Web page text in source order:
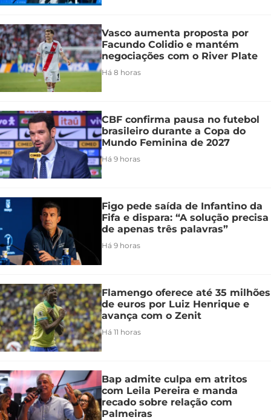
Vasco aumenta proposta por
Facundo Colidio e mantém
negociações com o River Plate
Há 8 horas
CBF confirma pausa no futebol
brasileiro durante a Copa do
Mundo Feminina de 2027
Há 9 horas
Figo pede saída de Infantino da
Fifa e dispara: “A solução precisa
de apenas três palavras”
Há 9 horas
Flamengo oferece até 35 milhões
de euros por Luiz Henrique e
avança com o Zenit
Há 11 horas
Bap admite culpa em atritos
com Leila Pereira e manda
recado sobre relação com
Palmeiras